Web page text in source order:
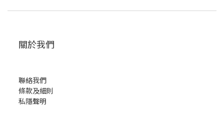
關於我們
聯絡我們
條款及細則
私隱聲明